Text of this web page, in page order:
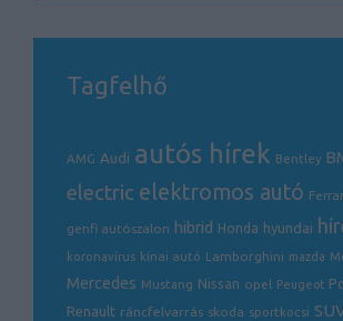
Tagfelhő
AMG Audi autós hírek Bentley
electric elektromos autó
genfi autószalon hibrid Honda hyundai
koronavírus kínai autó Lamborghini mazda
Mercedes Mustang Nissan opel Peugeot
Renault ráncfelvarrás skoda sportkocsi